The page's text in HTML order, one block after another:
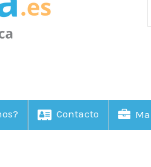
Contacto